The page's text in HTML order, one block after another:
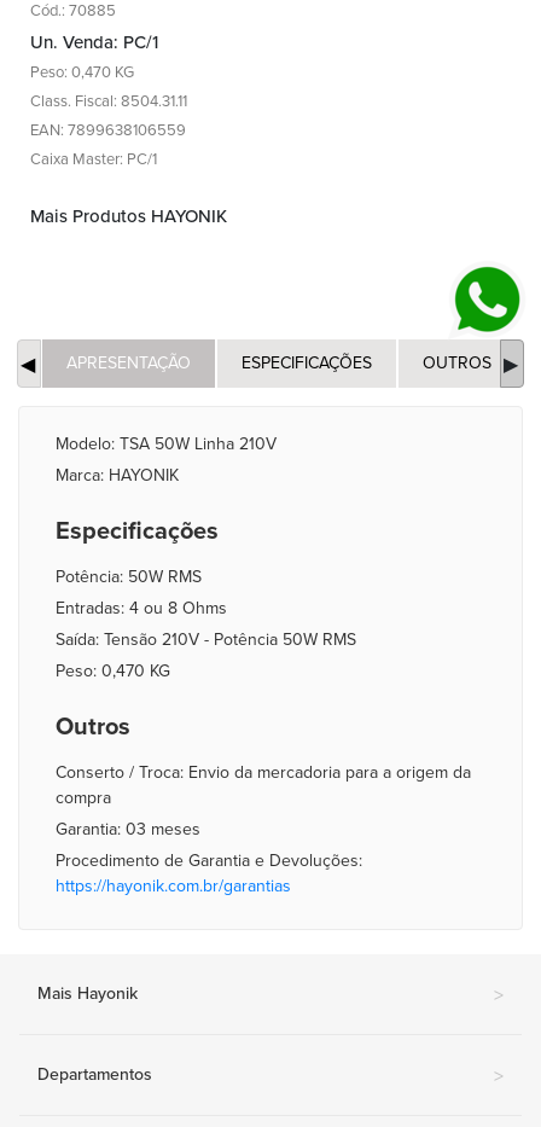
Cód.: 70885
Un. Venda: PC/1
Peso: 0,470 KG
Class. Fiscal: 8504.31.11
EAN: 7899638106559
Caixa Master: PC/1
Mais Produtos HAYONIK
APRESENTAÇÃO ESPECIFICAÇÕES OUTROS
Modelo: TSA 50W Linha 210V
Marca: HAYONIK
Especificações
Potência: 50W RMS
Entradas: 4 ou 8 Ohms
Saída: Tensão 210V - Potência 50W RMS
Peso: 0,470 KG
Outros
Conserto / Troca: Envio da mercadoria para a origem da
compra
Garantia: 03 meses
Procedimento de Garantia e Devoluções:
https://hayonik.com.br/garantias
Mais Hayonik >
Departamentos >